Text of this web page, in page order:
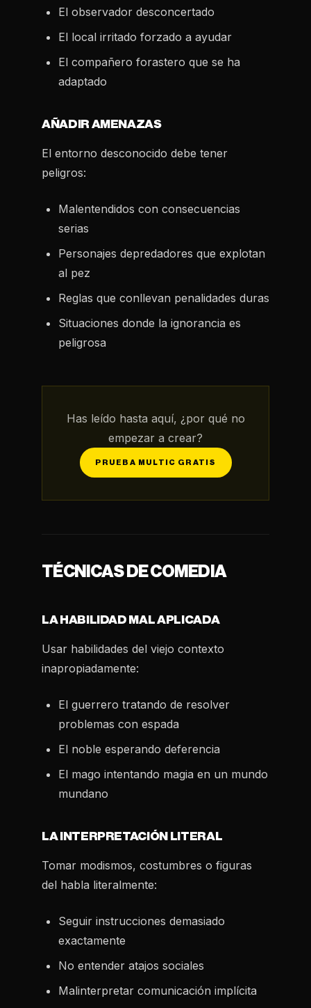
El observador desconcertado
El local irritado forzado a ayudar
El compañero forastero que se ha
adaptado
AÑADIR AMENAZAS
El entorno desconocido debe tener
peligros:
Malentendidos con consecuencias
serias
Personajes depredadores que explotan
al pez
Reglas que conllevan penalidades duras
Situaciones donde la ignorancia es
peligrosa
Has leído hasta aquí, ¿por qué no
empezar a crear?
PRUEBA MULTIC GRATIS
TÉCNICAS DE COMEDIA
LA HABILIDAD MAL APLICADA
Usar habilidades del viejo contexto
inapropiadamente:
El guerrero tratando de resolver
problemas con espada
El noble esperando deferencia
El mago intentando magia en un mundo
mundano
LA INTERPRETACIÓN LITERAL
Tomar modismos, costumbres o figuras
del habla literalmente:
Seguir instrucciones demasiado
exactamente
No entender atajos sociales
Malinterpretar comunicación implícita